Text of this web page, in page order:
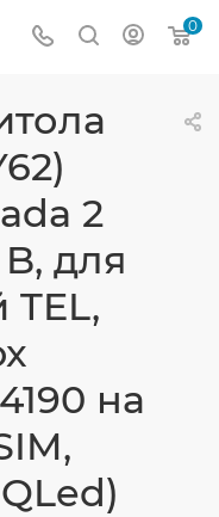
0
2
для
TEL,
на